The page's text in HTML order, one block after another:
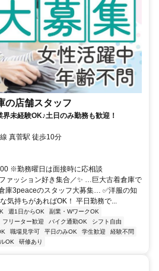
の店舗スタッフ
未経験OK♪土日のみ勤務も歓迎！
真菅駅 徒歩10分
※勤務曜日は面接時に応相談
ァッション好き集合／✨ …巨大古着倉庫で
庫3peaceのスタッフ大募集… ✅洋服の知
気持ちがあればOK！ 平日勤務で...
週1日からOK
副業・WワークOK
フリーター歓迎 バイク通勤OK
シフト自由
職場見学可 平日のみOK 学生歓迎
経験不問
OK 研修あり